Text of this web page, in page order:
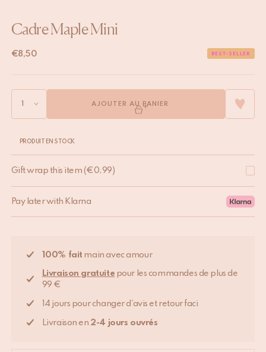
Cadre Maple Mini
€8,50 BEST-SELLER
AJOUTER AU PANIER
PRODUIT EN STOCK
Gift wrap this item (€0,99)
Pay later with Klarna
100% fait main avec amour
Livraison gratuite pour les commandes de plus de
99 €
14 jours pour changer d'avis et retour faci
Livraison en 2-4 jours ouvrés